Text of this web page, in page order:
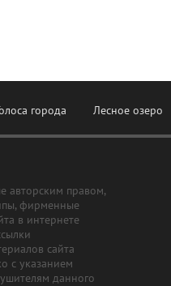
города Лесное озеро
авторским правом,
фирменные
в интернете
сайта
с указанием
данного